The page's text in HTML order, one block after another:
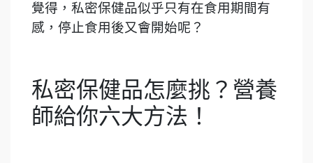
覺得，私密保健品似乎只有在食用期間有
感，停止食用後又會開始呢？
私密保健品怎麼挑？營養
師給你六大方法！